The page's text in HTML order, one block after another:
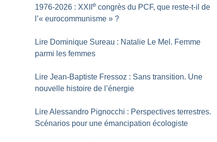
1976-2026 : XXIIe congrès du PCF, que reste-t-il de
l’« eurocommunisme » ?
Lire Dominique Sureau : Natalie Le Mel. Femme
parmi les femmes
Lire Jean-Baptiste Fressoz : Sans transition. Une
nouvelle histoire de l’énergie
Lire Alessandro Pignocchi : Perspectives terrestres.
Scénarios pour une émancipation écologiste